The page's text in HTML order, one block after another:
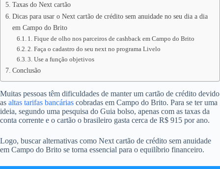
Taxas do Next cartão
Dicas para usar o Next cartão de crédito sem anuidade no seu dia a dia
em Campo do Brito
1. Fique de olho nos parceiros de cashback em Campo do Brito
2. Faça o cadastro do seu next no programa Livelo
3. Use a função objetivos
Conclusão
Muitas pessoas têm dificuldades de manter um cartão de crédito devido
as altas tarifas bancárias cobradas em Campo do Brito. Para se ter uma
ideia, segundo uma pesquisa do Guia bolso, apenas com as taxas da
conta corrente e o cartão o brasileiro gasta cerca de R$ 915 por ano.
Logo, buscar alternativas como Next cartão de crédito sem anuidade
em Campo do Brito se torna essencial para o equilíbrio financeiro.